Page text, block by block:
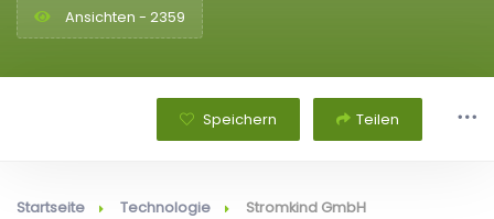
Ansichten - 2359
Speichern Teilen
Startseite Technologie Stromkind GmbH